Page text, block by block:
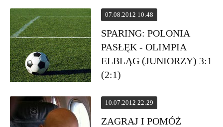
07.08.2012 10:48
SPARING: POLONIA
PASŁĘK - OLIMPIA
ELBLĄG (JUNIORZY) 3:1
(2:1)
10.07.2012 22:29
ZAGRAJ I POMÓŻ